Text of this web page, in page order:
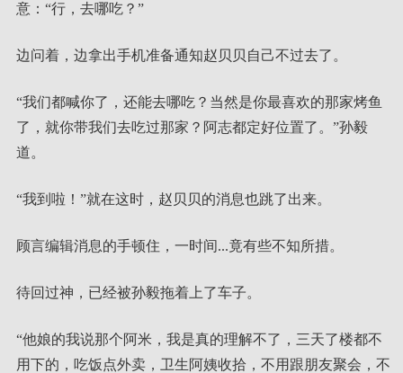
意：“行，去哪吃？”
边问着，边拿出手机准备通知赵贝贝自己不过去了。
“我们都喊你了，还能去哪吃？当然是你最喜欢的那家烤鱼
了，就你带我们去吃过那家？阿志都定好位置了。”孙毅
道。
“我到啦！”就在这时，赵贝贝的消息也跳了出来。
顾言编辑消息的手顿住，一时间...竟有些不知所措。
待回过神，已经被孙毅拖着上了车子。
“他娘的我说那个阿米，我是真的理解不了，三天了楼都不
用下的，吃饭点外卖，卫生阿姨收拾，不用跟朋友聚会，不